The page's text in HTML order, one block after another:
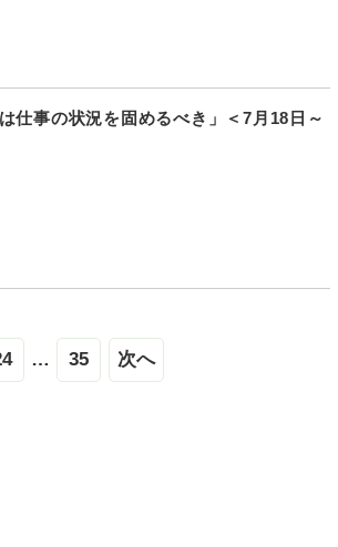
仕事の状況を固めるべき」＜7月18日～
… 35 次へ